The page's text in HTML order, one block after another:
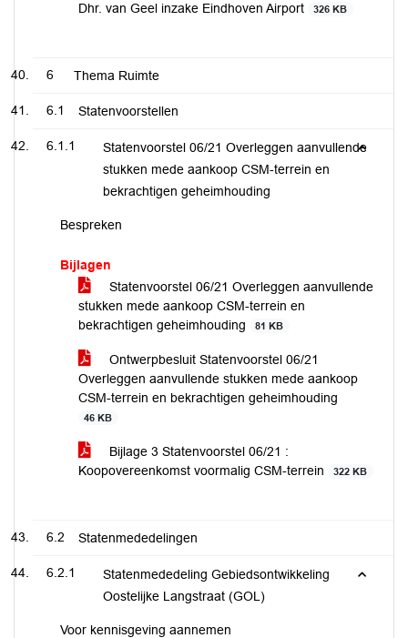
Dhr. van Geel inzake Eindhoven Airport
326 KB
6 Thema Ruimte
6.1 Statenvoorstellen
6.1.1
Statenvoorstel 06/21 Overleggen aanvullende
stukken mede aankoop CSM-terrein en
bekrachtigen geheimhouding
Bespreken
Bijlagen
Statenvoorstel 06/21 Overleggen aanvullende
stukken mede aankoop CSM-terrein en
bekrachtigen geheimhouding
81 KB
Ontwerpbesluit Statenvoorstel 06/21
Overleggen aanvullende stukken mede aankoop
CSM-terrein en bekrachtigen geheimhouding
46 KB
Bijlage 3 Statenvoorstel 06/21 :
Koopovereenkomst voormalig CSM-terrein
322 KB
6.2 Statenmededelingen
6.2.1
Statenmededeling Gebiedsontwikkeling
Oostelijke Langstraat (GOL)
Voor kennisgeving aannemen